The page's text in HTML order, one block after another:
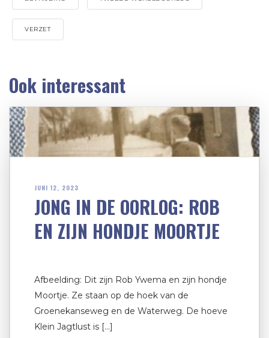
VERZET
Ook interessant
JUNI 12, 2023
JONG IN DE OORLOG: ROB
EN ZIJN HONDJE MOORTJE
Afbeelding: Dit zijn Rob Ywema en zijn hondje
Moortje. Ze staan op de hoek van de
Groenekanseweg en de Waterweg. De hoeve
Klein Jagtlust is […]